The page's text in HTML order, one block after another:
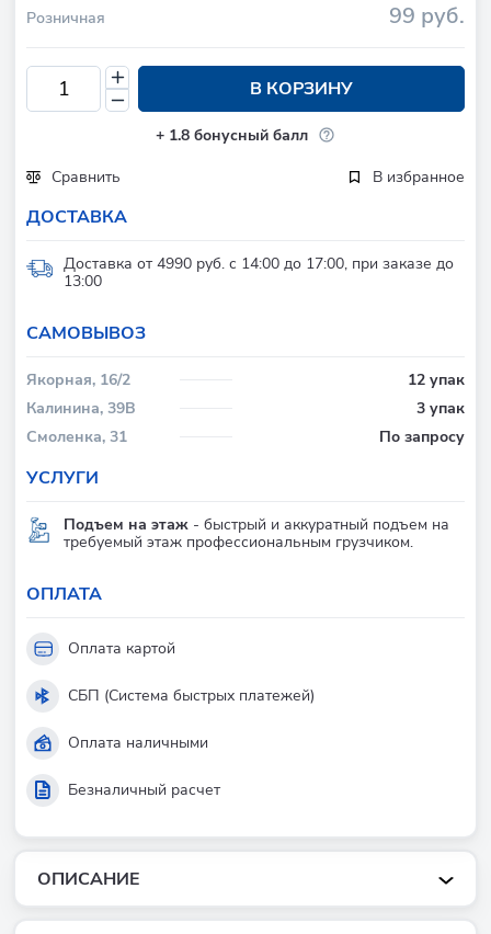
ОПИСАНИЕ
Розничная 99 руб.
В КОРЗИНУ
+ 1.8 бонусный балл
Сравнить
В избранное
ДОСТАВКА
Доставка от 4990 руб. с 14:00 до 17:00, при заказе до
13:00
CАМОВЫВОЗ
Якорная, 16/2
12 упак
Калинина, 39В
3 упак
Смоленка, 31
По запросу
УСЛУГИ
Подъем на этаж - быстрый и аккуратный подъем на
требуемый этаж профессиональным грузчиком.
ОПЛАТА
Оплата картой
СБП (Система быстрых платежей)
Оплата наличными
Безналичный расчет